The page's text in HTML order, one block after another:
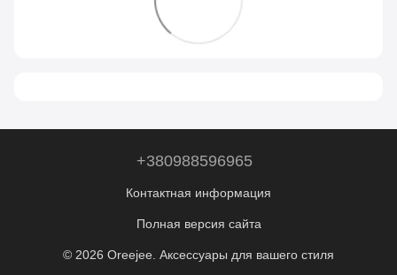
+380988596965
Контактная информация
Полная версия сайта
© 2026 Oreejee. Аксессуары для вашего стиля